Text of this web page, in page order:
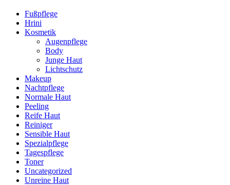
Fußpflege
Hrini
Kosmetik
Augenpflege
Body
Junge Haut
Lichtschutz
Makeup
Nachtpflege
Normale Haut
Peeling
Reife Haut
Reiniger
Sensible Haut
Spezialpflege
Tagespflege
Toner
Uncategorized
Unreine Haut